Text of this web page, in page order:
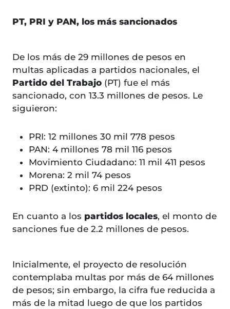
PT, PRI y PAN, los más sancionados
De los más de 29 millones de pesos en
multas aplicadas a partidos nacionales, el
Partido del Trabajo (PT) fue el más
sancionado, con 13.3 millones de pesos. Le
siguieron:
PRI: 12 millones 30 mil 778 pesos
PAN: 4 millones 78 mil 116 pesos
Movimiento Ciudadano: 11 mil 411 pesos
Morena: 2 mil 74 pesos
PRD (extinto): 6 mil 224 pesos
En cuanto a los partidos locales, el monto de
sanciones fue de 2.2 millones de pesos.
Inicialmente, el proyecto de resolución
contemplaba multas por más de 64 millones
de pesos; sin embargo, la cifra fue reducida a
más de la mitad luego de que los partidos